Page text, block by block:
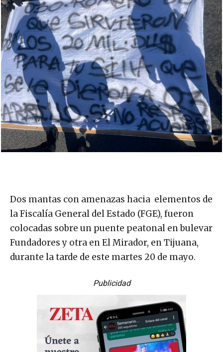
Dos mantas con amenazas hacia elementos de
la Fiscalía General del Estado (FGE), fueron
colocadas sobre un puente peatonal en bulevar
Fundadores y otra en El Mirador, en Tijuana,
durante la tarde de este martes 20 de mayo.
Publicidad